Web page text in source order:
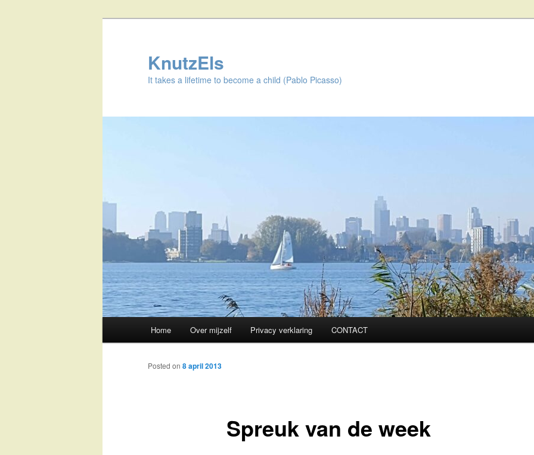
KnutzEls
It takes a lifetime to become a child (Pablo Picasso)
Skip
to
Home Over mijzelf Privacy verklaring CONTACT
Spreuk van de week
Posted on 8 april 2013